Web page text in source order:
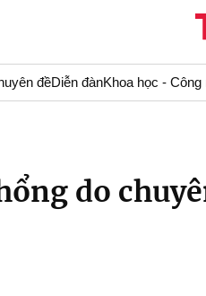
đềDiễn đànKhoa học - Công
do